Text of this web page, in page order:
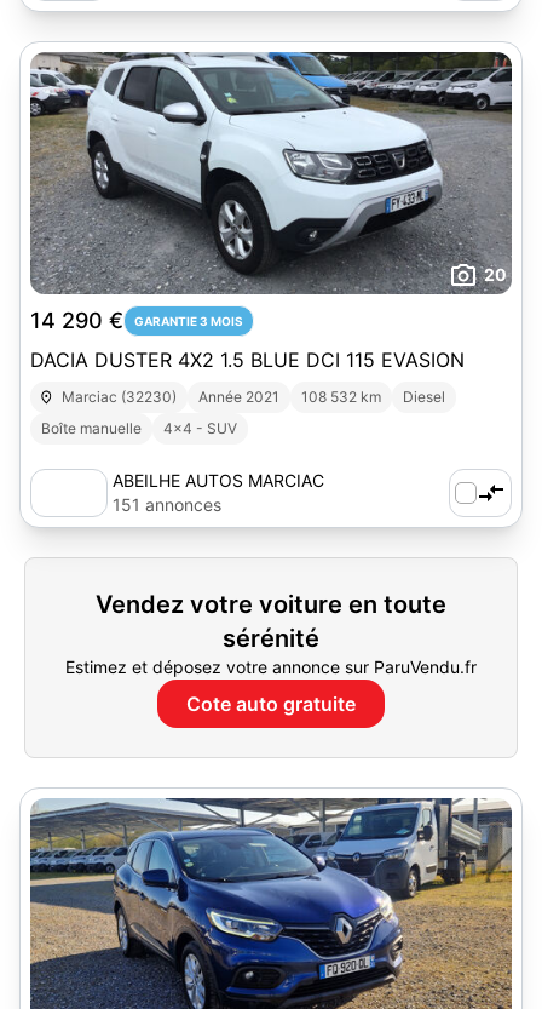
20
14 290 € GARANTIE 3 MOIS
DACIA DUSTER 4X2 1.5 BLUE DCI 115 EVASION
Marciac (32230) Année 2021 108 532 km
Diesel
Boîte manuelle
4x4 - SUV
ABEILHE AUTOS MARCIAC
151 annonces
Vendez votre voiture en toute
sérénité
Estimez et déposez votre annonce sur ParuVendu.fr
Cote auto gratuite